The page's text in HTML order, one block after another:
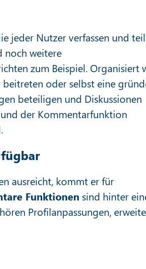
jeder Nutzer verfassen und
noch weitere
zum Beispiel. Organisiert
oder selbst eine
beteiligen und Diskussionen
der Kommentarfunktion
ausreicht, kommt er für
Funktionen sind hinter
Profilanpassungen,